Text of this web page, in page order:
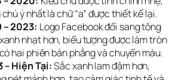
ý nhất là chữ “a” được thiết kế lại.
– 2023: Logo Facebook đổi sang tông
nhạt hơn, biểu tượng được làm tròn
hai phiên bản phẳng và chuyển màu.
– Hiện Tại:Sắc xanh lam đậm hơn,